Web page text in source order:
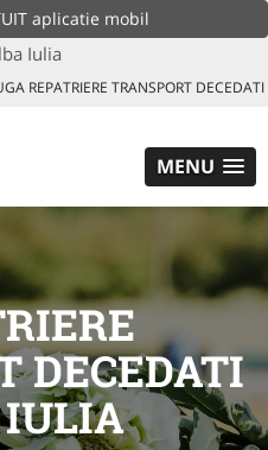
aplicatie mobil
Iulia
REPATRIERE TRANSPORT DECEDATI
MENU
DECEDATI